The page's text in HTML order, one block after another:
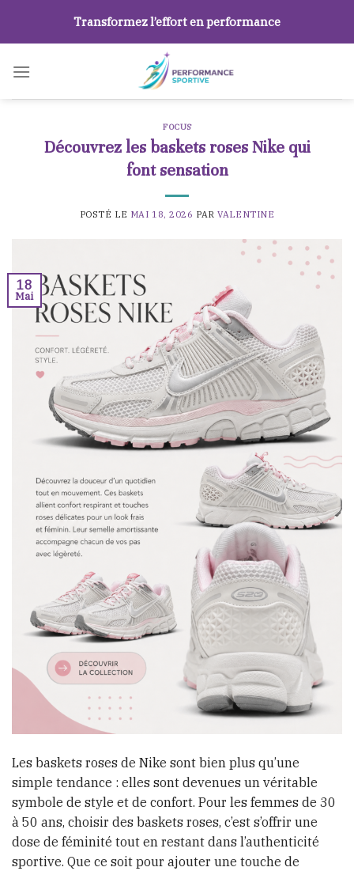
content
Transformez l’effort en performance
FOCUS
Découvrez les baskets roses Nike qui
font sensation
POSTÉ LE MAI 18, 2026 PARVALENTINE
18
Mai
Les baskets roses de Nike sont bien plus qu’une
simple tendance : elles sont devenues un véritable
symbole de style et de confort. Pour les femmes de 30
à 50 ans, choisir des baskets roses, c’est s’offrir une
dose de féminité tout en restant dans l’authenticité
sportive. Que ce soit pour ajouter une touche de